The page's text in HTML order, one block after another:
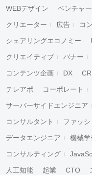
WEBデザイン ベンチャー
クリエーター 広告 コ
シェアリングエコノミー
クリエイティブ バナー
コンテンツ企画 DX
テレアポ コーポレート
サーバーサイドエンジニア
コンサルタント ファッシ
データエンジニア 機械学
コンサルティング
人工知能 起業 CTO